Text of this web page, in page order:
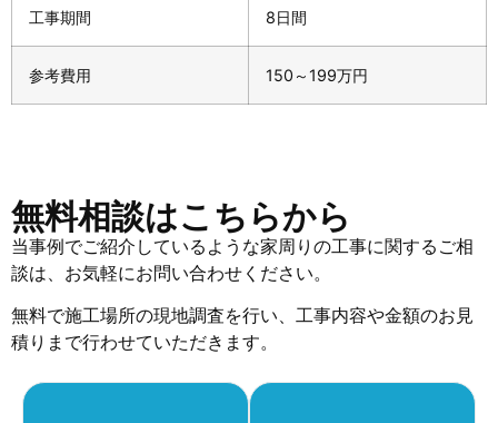
工事期間 8日間
参考費用 150～199万円
無料相談はこちらから
当事例でご紹介しているような家周りの工事に関するご相
談は、お気軽にお問い合わせください。
無料で施工場所の現地調査を行い、工事内容や金額のお見
積りまで行わせていただきます。